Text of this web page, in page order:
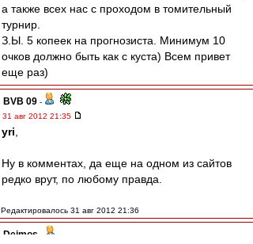
а также всех нас с проходом в томительный
турнир.
З.Ы. 5 копеек на прогнозиста. Минимум 10
очков должно быть как с куста) Всем привет
еще раз)
BVB 09 -
31 авг 2012 21:35
yri
Ну в комментах, да еще на одном из сайтов
редко врут, по любому правда.
Редактировалось 31 авг 2012 21:36
Deimos